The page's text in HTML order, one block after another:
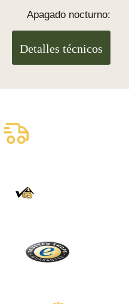
Apagado nocturno:
Detalles técnicos